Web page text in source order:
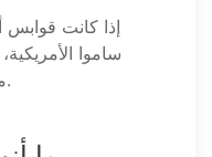
إذا كانت قوابس
ساموا
مسبقاً لضمان الاستخدام الطبيعي.